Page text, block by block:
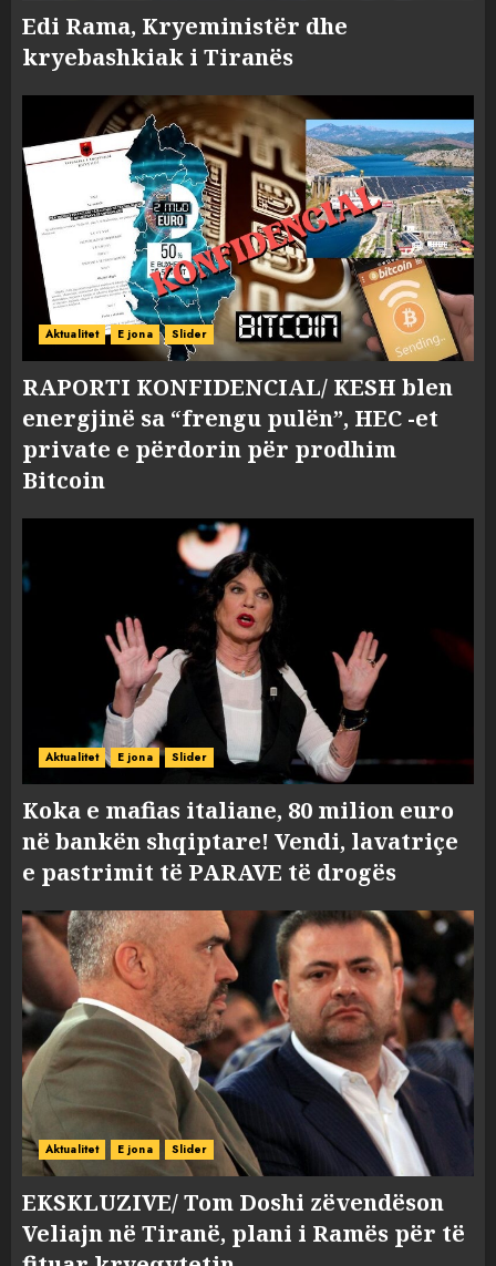
Edi Rama, Kryeministër dhe
kryebashkiak i Tiranës
Aktualitet E jona Slider
RAPORTI KONFIDENCIAL/ KESH blen
energjinë sa “frengu pulën”, HEC -et
private e përdorin për prodhim
Bitcoin
Aktualitet E jona Slider
Koka e mafias italiane, 80 milion euro
në bankën shqiptare! Vendi, lavatriçe
e pastrimit të PARAVE të drogës
Aktualitet E jona Slider
EKSKLUZIVE/ Tom Doshi zëvendëson
Veliajn në Tiranë, plani i Ramës për të